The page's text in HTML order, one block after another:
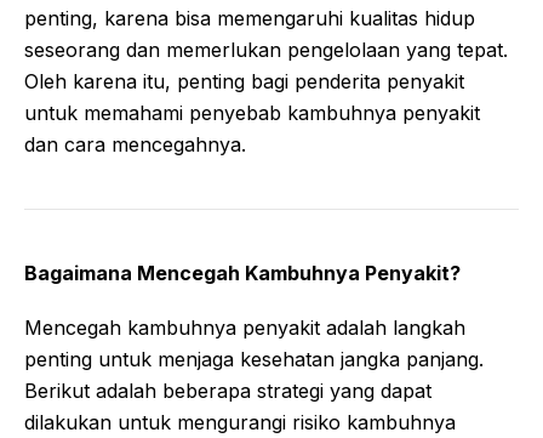
penting, karena bisa memengaruhi kualitas hidup
seseorang dan memerlukan pengelolaan yang tepat.
Oleh karena itu, penting bagi penderita penyakit
untuk memahami penyebab kambuhnya penyakit
dan cara mencegahnya.
Bagaimana Mencegah Kambuhnya Penyakit?
Mencegah kambuhnya penyakit adalah langkah
penting untuk menjaga kesehatan jangka panjang.
Berikut adalah beberapa strategi yang dapat
dilakukan untuk mengurangi risiko kambuhnya